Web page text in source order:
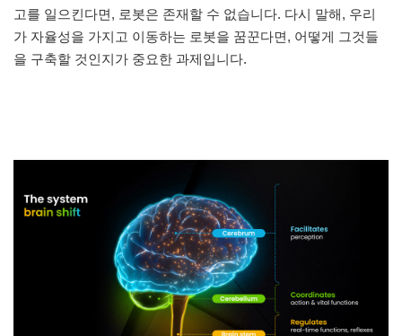
고를 일으킨다면, 로봇은 존재할 수 없습니다. 다시 말해, 우리
가 자율성을 가지고 이동하는 로봇을 꿈꾼다면, 어떻게 그것들
을 구축할 것인지가 중요한 과제입니다.